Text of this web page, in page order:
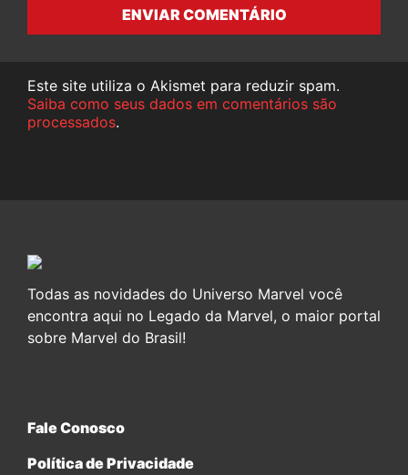
ENVIAR COMENTÁRIO
Este site utiliza o Akismet para reduzir spam.
Saiba como seus dados em comentários são
processados.
Todas as novidades do Universo Marvel você
encontra aqui no Legado da Marvel, o maior portal
sobre Marvel do Brasil!
Fale Conosco
Política de Privacidade